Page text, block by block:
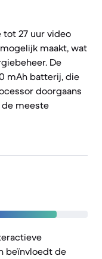
tot 27 uur video
maakt, wat
De
mAh batterij, die
doorgaans
meeste
beïnvloedt de